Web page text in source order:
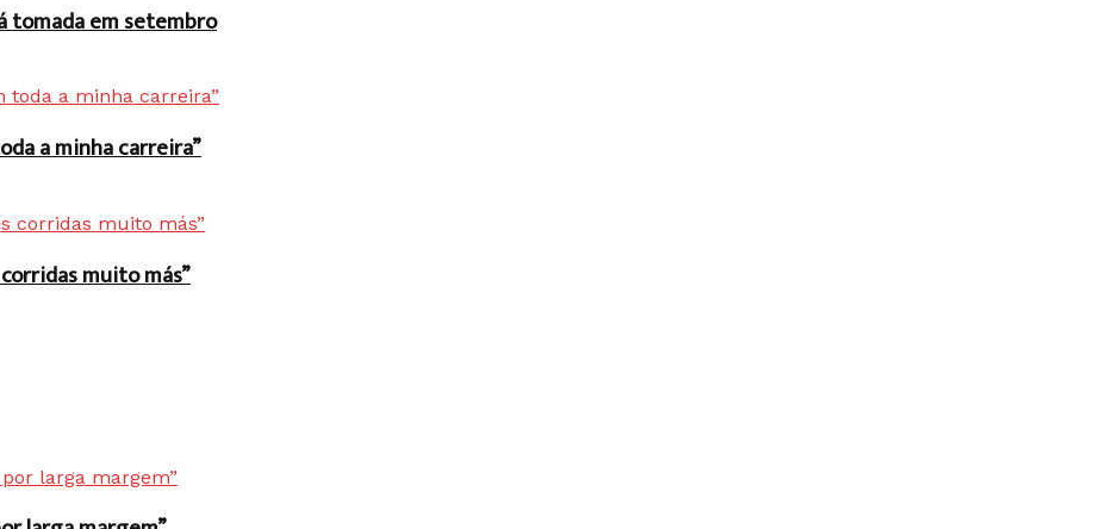
tomada em setembro
a minha carreira”
muito más”